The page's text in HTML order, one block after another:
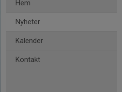
Hem
Nyheter
Kalender
Kontakt